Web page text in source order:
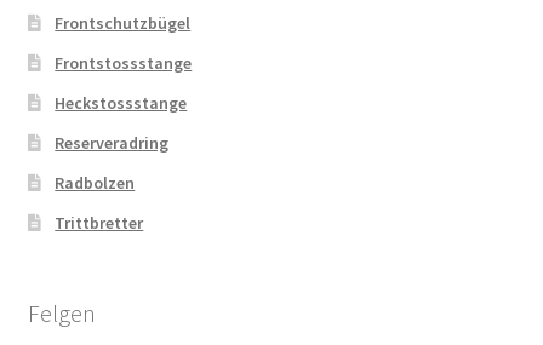
Frontschutzbügel
Frontstossstange
Heckstossstange
Reserveradring
Radbolzen
Trittbretter
Felgen